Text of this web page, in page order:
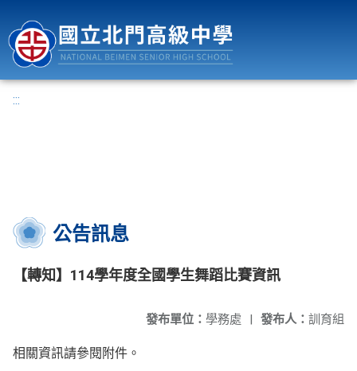
:::
公告訊息
【轉知】114學年度全國學生舞蹈比賽資訊
發布人： 訓育組
發布單位： 學務處 |
相關資訊請參閱附件。